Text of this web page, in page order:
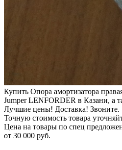
Купить Опора амортизатора
Jumper LENFORDER в Казани, а
Лучшие цены! Доставка! Звоните.
Точную стоимость товара
Цена на товары по спец
от 30 000 руб.